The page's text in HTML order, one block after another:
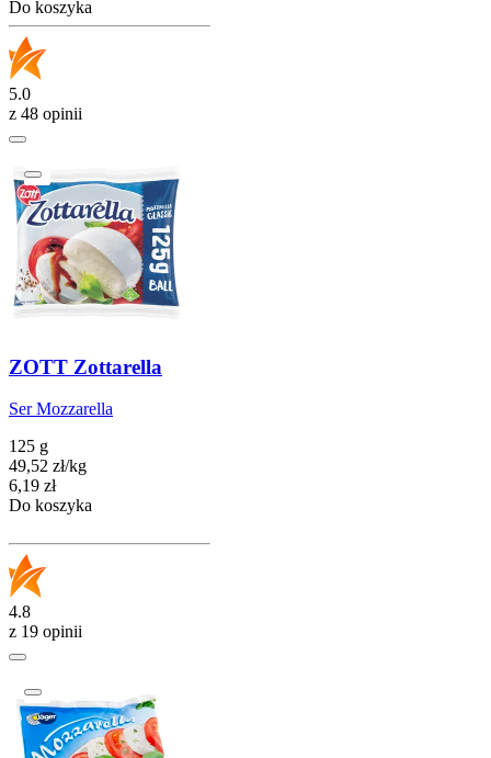
Do koszyka
5.0
z 48 opinii
ZOTT Zottarella
Ser Mozzarella
125 g
49,52 zł/kg
Cena
6,19 zł
Do koszyka
4.8
z 19 opinii